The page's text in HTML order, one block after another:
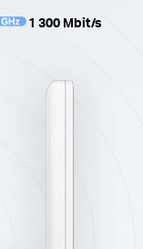
1 300 Mbit/s